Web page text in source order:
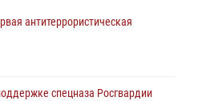
антитеррористическая
спецназа Росгвардии